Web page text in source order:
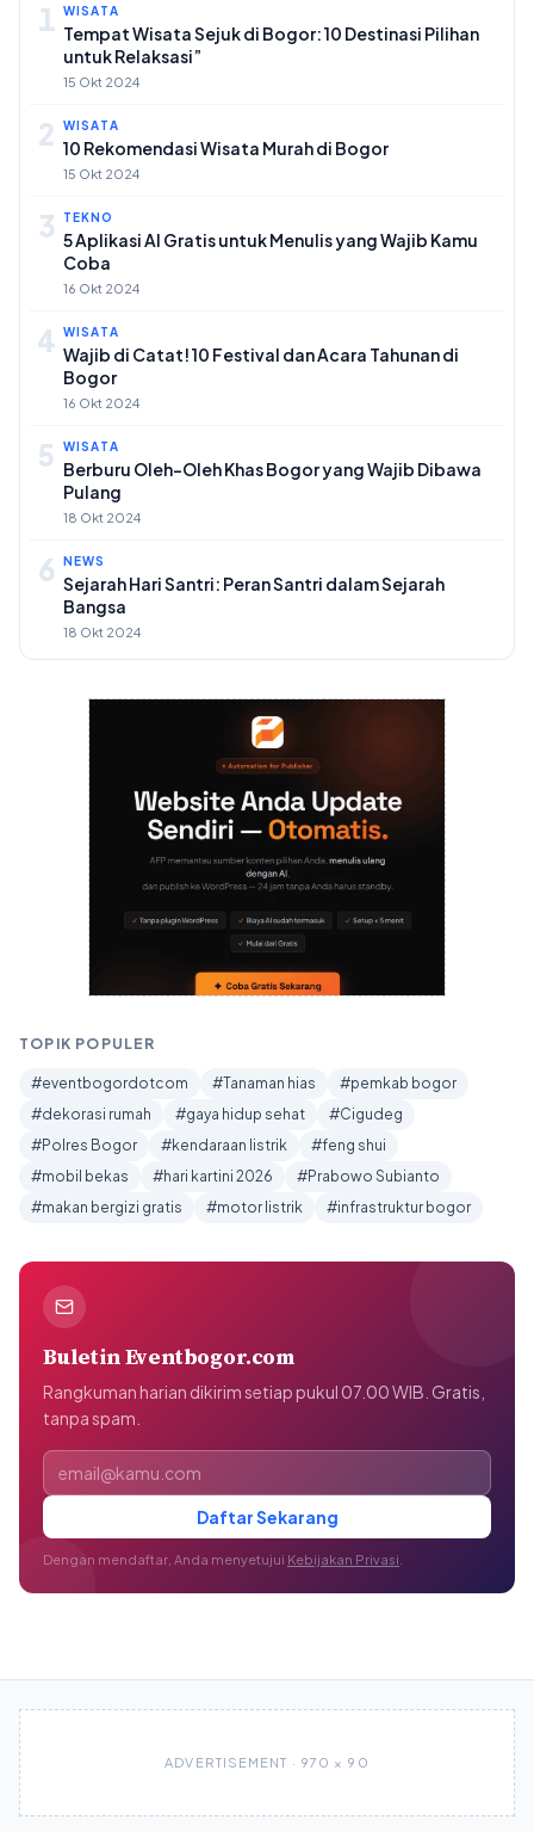
1 WISATA
Tempat Wisata Sejuk di Bogor: 10 Destinasi Pilihan
untuk Relaksasi”
15 Okt 2024
2 WISATA
10 Rekomendasi Wisata Murah di Bogor
15 Okt 2024
3 TEKNO
5 Aplikasi AI Gratis untuk Menulis yang Wajib Kamu
Coba
16 Okt 2024
4 WISATA
Wajib di Catat! 10 Festival dan Acara Tahunan di
Bogor
16 Okt 2024
5 WISATA
Berburu Oleh-Oleh Khas Bogor yang Wajib Dibawa
Pulang
18 Okt 2024
6 NEWS
Sejarah Hari Santri: Peran Santri dalam Sejarah
Bangsa
18 Okt 2024
TOPIK POPULER
#eventbogordotcom #Tanaman hias
#pemkab bogor
#dekorasi rumah
#gaya hidup sehat
#Cigudeg
#Polres Bogor
#kendaraan listrik
#feng shui
#mobil bekas
#hari kartini 2026
#Prabowo Subianto
#makan bergizi gratis
#motor listrik #infrastruktur bogor
Buletin Eventbogor.com
Rangkuman harian dikirim setiap pukul 07.00 WIB. Gratis,
tanpa spam.
Alamat email
Daftar Sekarang
Dengan mendaftar, Anda menyetujui Kebijakan Privasi
ADVERTISEMENT · 970 × 90